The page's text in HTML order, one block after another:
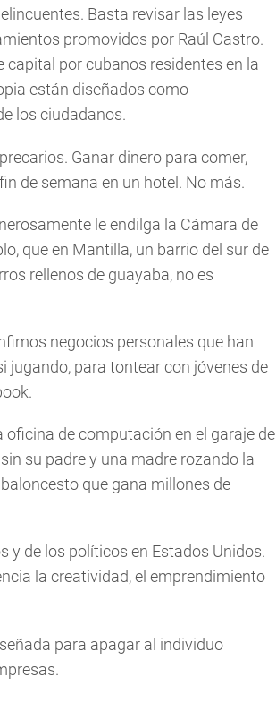
Basta revisar las leyes
promovidos por Raúl Castro.
por cubanos residentes en la
están diseñados como
los ciudadanos.
Ganar dinero para comer,
de semana en un hotel. No más.
le endilga la Cámara de
que en Mantilla, un barrio del sur de
rellenos de guayaba, no es
negocios personales que han
jugando, para tontear con jóvenes de
de computación en el garaje de
su padre y una madre rozando la
que gana millones de
y de los políticos en Estados Unidos.
la creatividad, el emprendimiento
para apagar al individuo